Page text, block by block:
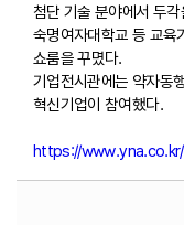
첨단 기술 분야에서 두
숙명여자대학교 등 교육
쇼룸을 꾸몄다.
기업전시관에는 약자동
혁신기업이 참여했다.
https://